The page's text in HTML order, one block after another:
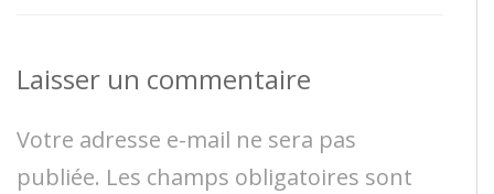
Laisser un commentaire
Votre adresse e-mail ne sera pas
publiée. Les champs obligatoires sont